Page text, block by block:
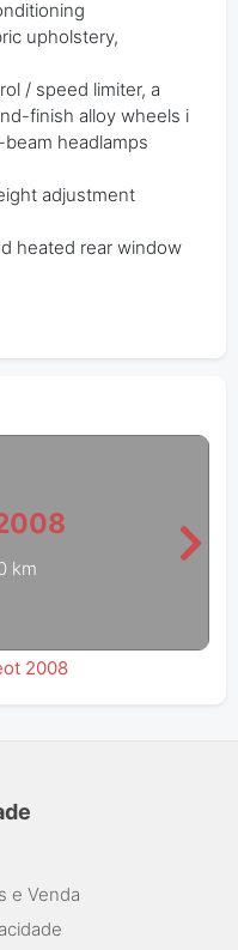
upholstery,
/ speed limiter, a
finish alloy wheels i
headlamps
adjustment
heated rear window
km
2008
e Venda